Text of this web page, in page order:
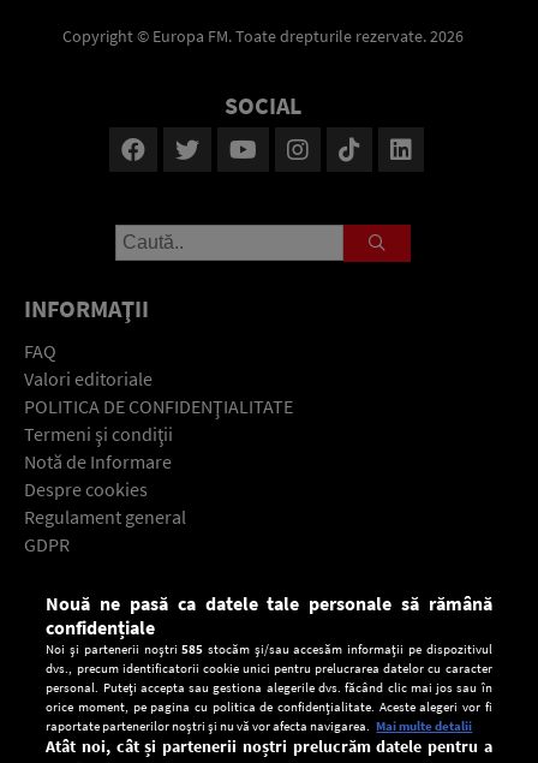
Copyright © Europa FM. Toate drepturile rezervate. 2026
SOCIAL
INFORMAŢII
FAQ
Valori editoriale
POLITICA DE CONFIDENŢIALITATE
Termeni şi condiţii
Notă de Informare
Despre cookies
Regulament general
GDPR
Descarcă gratuit aplicaţia Europa FM pentru smartphone:
Nouă ne pasă ca datele tale personale să rămână
confidențiale
Noi și partenerii noștri585 stocăm și/sau accesăm informații pe dispozitivul
dvs., precum identificatorii cookie unici pentru prelucrarea datelor cu caracter
personal. Puteți accepta sau gestiona alegerile dvs. făcând clic mai jos sau în
orice moment, pe pagina cu politica de confidențialitate. Aceste alegeri vor fi
raportate partenerilor noștri și nu vă vor afecta navigarea. Mai multe detalii
Atât noi, cât și partenerii noștri prelucrăm datele pentru a